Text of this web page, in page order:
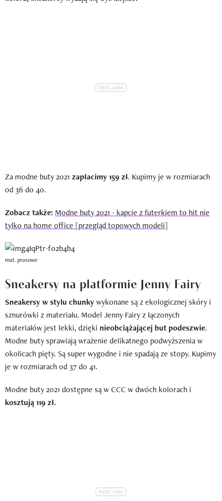
Za modne buty 2021 zapłacimy 159 zł. Kupimy je w rozmiarach
od 36 do 40.
Zobacz także: Modne buty 2021 - kapcie z futerkiem to hit nie
tylko na home office [przegląd topowych modeli]
mat. prasowe
Sneakersy na platformie Jenny Fairy
Sneakersy w stylu chunkywykonane są z ekologicznej skóry i
sznurówki z materiału. Model Jenny Fairy z łączonych
materiałów jest lekki, dzięki nieobciążającej but podeszwie.
Modne buty sprawiają wrażenie delikatnego podwyższenia w
okolicach pięty. Są super wygodne i nie spadają ze stopy. Kupimy
je w rozmiarach od 37 do 41.
Modne buty 2021 dostępne są w CCC w dwóch kolorach i
kosztują 119 zł.